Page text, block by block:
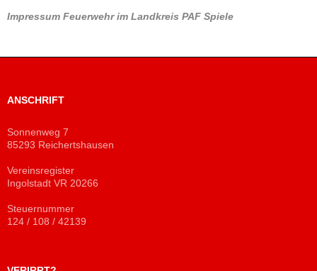
Impressum Feuerwehr im Landkreis PAF Spiele
ANSCHRIFT
Sonnenweg 7
85293 Reichertshausen
Vereinsregister
Ingolstadt VR 20266
Steuernummer
124 / 108 / 42139